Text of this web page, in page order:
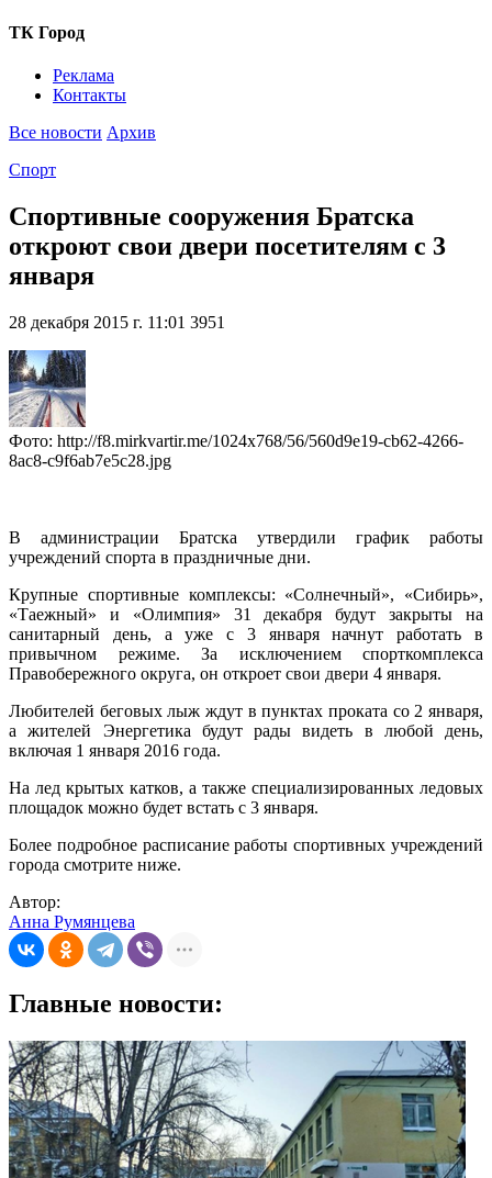
ТК Город
Реклама
Контакты
Все новости Архив
Спорт
Спортивные сооружения Братска
откроют свои двери посетителям с 3
января
28 декабря 2015 г. 11:01 3951
Фото: http://f8.mirkvartir.me/1024x768/56/560d9e19-cb62-4266-
8ac8-c9f6ab7e5c28.jpg
В администрации Братска утвердили график работы
учреждений спорта в праздничные дни.
Крупные спортивные комплексы: «Солнечный», «Сибирь»,
«Таежный» и «Олимпия» 31 декабря будут закрыты на
санитарный день, а уже с 3 января начнут работать в
привычном режиме. За исключением спорткомплекса
Правобережного округа, он откроет свои двери 4 января.
Любителей беговых лыж ждут в пунктах проката со 2 января,
а жителей Энергетика будут рады видеть в любой день,
включая 1 января 2016 года.
На лед крытых катков, а также специализированных ледовых
площадок можно будет встать с 3 января.
Более подробное расписание работы спортивных учреждений
города смотрите ниже.
Автор:
Анна Румянцева
Главные новости: